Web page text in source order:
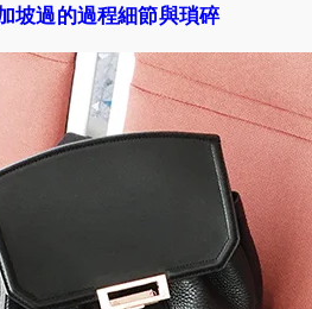
坡過的過程細節與瑣碎